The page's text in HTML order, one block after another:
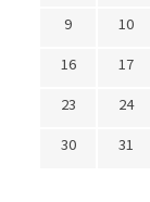
9
10
16
17
23
24
30
31